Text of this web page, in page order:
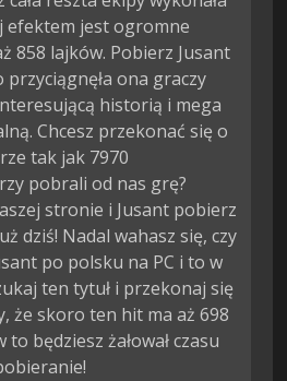
efektem jest ogromne
858 lajków. Pobierz Jusant
przyciągnęła ona graczy
historią i mega
Chcesz przekonać się o
tak jak 7970
pobrali od nas grę?
stronie i Jusant pobierz
dziś! Nadal wahasz się, czy
po polsku na PC i to w
ten tytuł i przekonaj się
że skoro ten hit ma aż 698
będziesz żałował czasu